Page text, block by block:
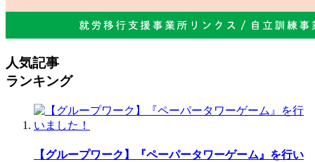
人気記事
ランキング
【グループワーク】『ペーパータワーゲーム』を行い